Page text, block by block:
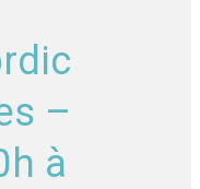
–
à